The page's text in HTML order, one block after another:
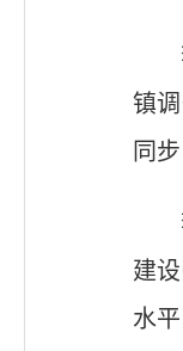
镇
同
建
水